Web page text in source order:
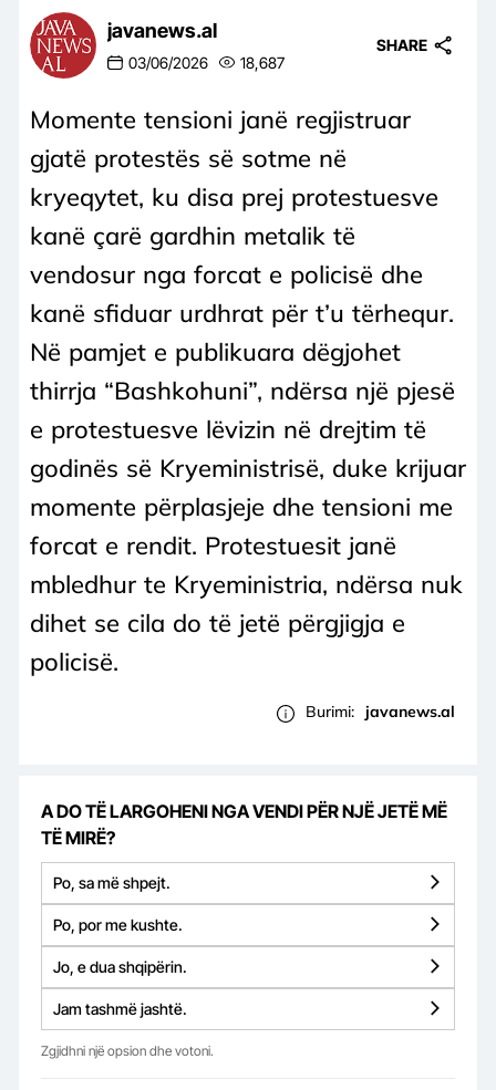
javanews.al
03/06/2026 18,687
SHARE
Momente tensioni janë regjistruar
gjatë protestës së sotme në
kryeqytet, ku disa prej protestuesve
kanë çarë gardhin metalik të
vendosur nga forcat e policisë dhe
kanë sfiduar urdhrat për t’u tërhequr.
Në pamjet e publikuara dëgjohet
thirrja “Bashkohuni”, ndërsa një pjesë
e protestuesve lëvizin në drejtim të
godinës së Kryeministrisë, duke krijuar
momente përplasjeje dhe tensioni me
forcat e rendit. Protestuesit janë
mbledhur te Kryeministria, ndërsa nuk
dihet se cila do të jetë përgjigja e
policisë.
Burimi: javanews.al
A DO TË LARGOHENI NGA VENDI PËR NJË JETË MË
TË MIRË?
Po, sa më shpejt.
Po, por me kushte.
Jo, e dua shqipërin.
Jam tashmë jashtë.
Zgjidhni një opsion dhe votoni.